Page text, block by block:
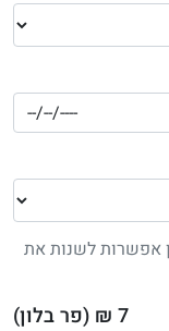
אפשרות לשנות את
7 ₪ (פר בלון)